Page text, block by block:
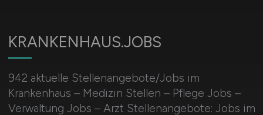
KRANKENHAUS.JOBS
942 aktuelle Stellenangebote/Jobs im
Krankenhaus – Medizin Stellen – Pflege Jobs –
Verwaltung Jobs – Arzt Stellenangebote: Jobs im